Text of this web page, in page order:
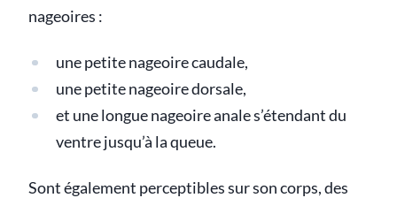
nageoires :
une petite nageoire caudale,
une petite nageoire dorsale,
et une longue nageoire anale s’étendant du
ventre jusqu’à la queue.
Sont également perceptibles sur son corps, des